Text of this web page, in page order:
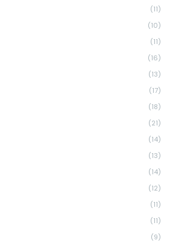
(11)
(10)
(11)
(16)
(13)
(17)
(18)
(21)
(14)
(13)
(14)
(12)
(11)
(11)
(9)